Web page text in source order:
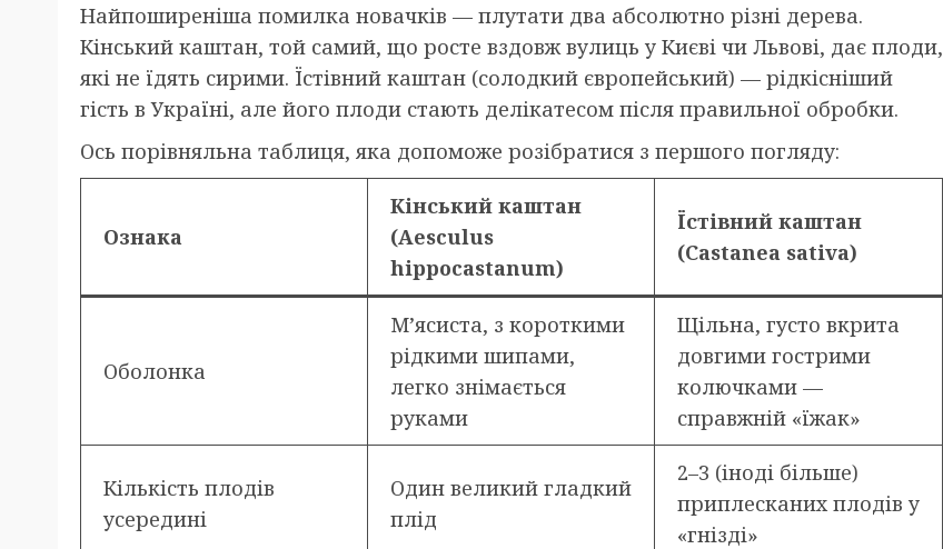
Найпоширеніша помилка новачків — плутати два абсолютно різні дерева.
Кінський каштан, той самий, що росте вздовж вулиць у Києві чи Львові, дає плоди,
які не їдять сирими. Їстівний каштан (солодкий європейський) — рідкісніший
гість в Україні, але його плоди стають делікатесом після правильної обробки.
Ось порівняльна таблиця, яка допоможе розібратися з першого погляду:
Ознака
Кінський каштан
(Aesculus
hippocastanum)
Їстівний каштан
(Castanea sativa)
Оболонка
М’ясиста, з короткими
рідкими шипами,
легко знімається
руками
Щільна, густо вкрита
довгими гострими
колючками —
справжній «їжак»
Кількість плодів
усередині
Один великий гладкий
плід
2–3 (іноді більше)
приплесканих плодів у
«гнізді»